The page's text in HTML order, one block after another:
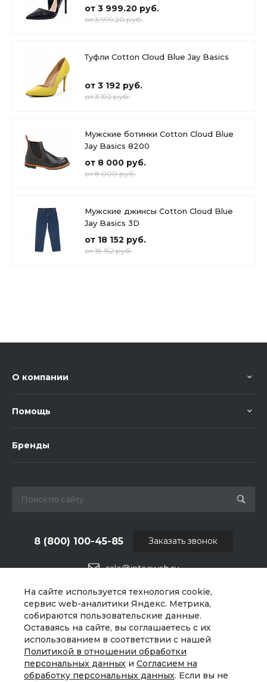
На сайте используется технология cookie,
сервис web-аналитики Яндекс. Метрика,
собираются пользовательские данные.
Оставаясь на сайте, вы соглашаетесь с их
использованием в соответствии с нашей
Политикой в отношении обработки
персональных данных и Согласием на
обработку персональных данных. Если вы не
от 3 999.20 руб.
от 3 999.20 руб.
Туфли Cotton Cloud Blue Jay Basics
от 3 192 руб.
от 3 192 руб.
Мужские ботинки Cotton Cloud Blue
Jay Basics 8200
от 8 000 руб.
от 8 000 руб.
Мужские джинсы Cotton Cloud Blue
Jay Basics 3D
от 18 152 руб.
от 18 152 руб.
О компании
Помощь
Бренды
sale@intecweb.ru
8 (800) 100-45-85
г. Челябинск, ул.Свободы, д.93, оф. 6
Заказать звонок